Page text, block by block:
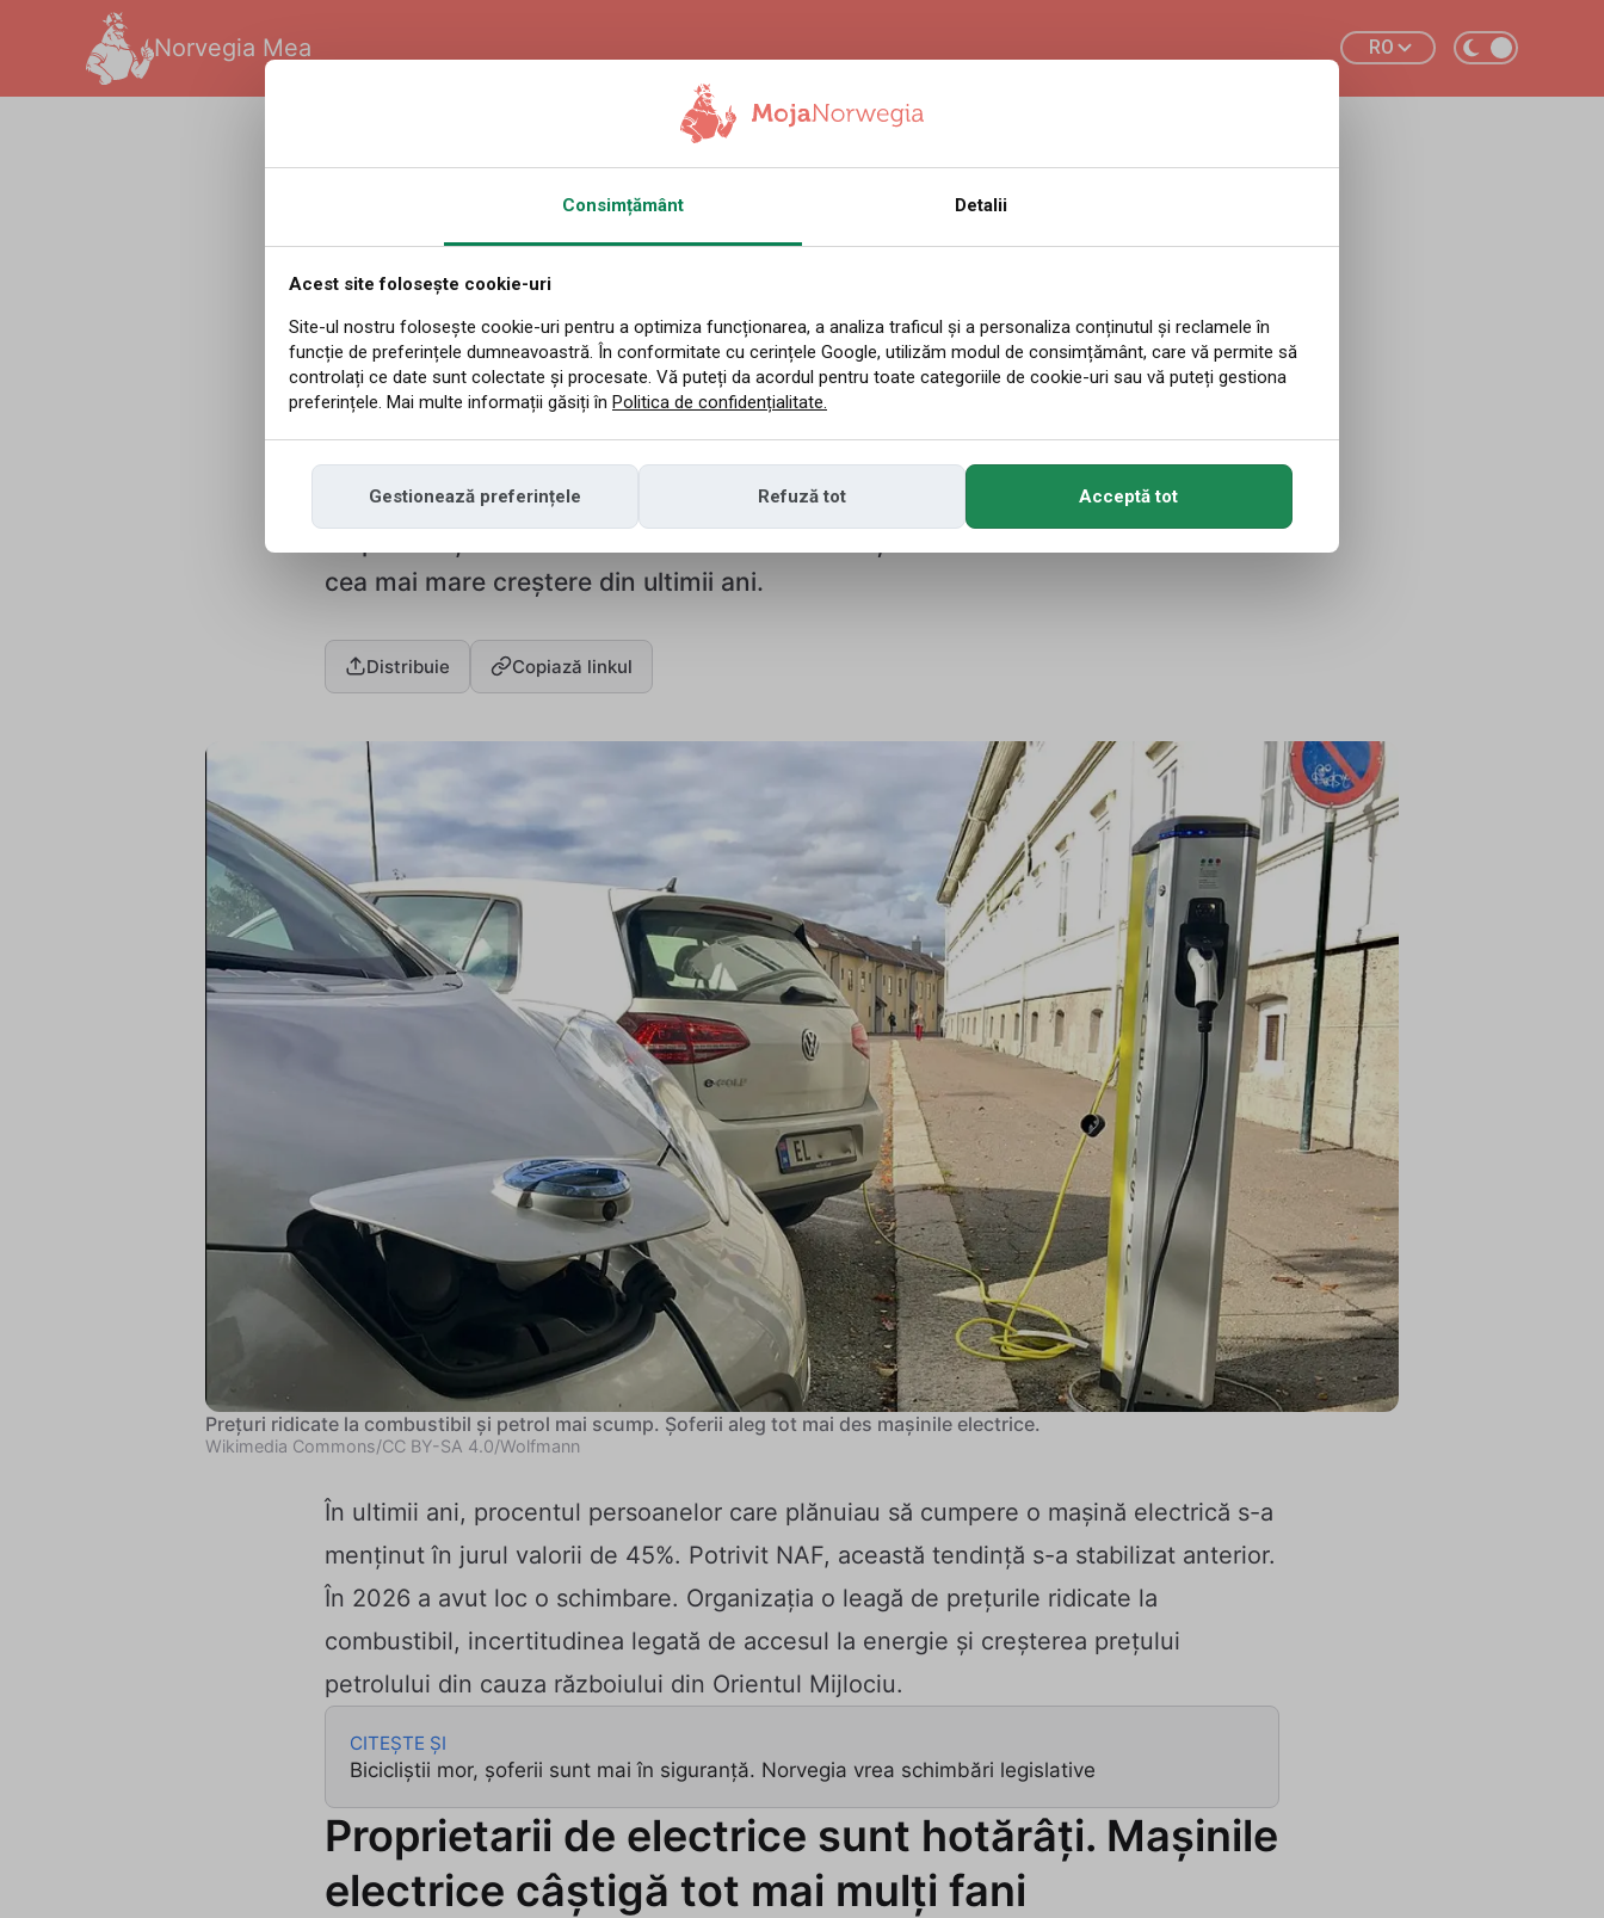
Norvegia Mea RO
Motorina și benzina pierd teren.
Cea mai mare creștere din
ultimii ani
Interesul pentru mașinile electrice a crescut semnificativ în Norvegia. Potrivit
Federației Norvegiene a Automobiliștilor (NAF), în aprilie 2026, 51% dintre
cea mai mare creștere din ultimii ani.
Distribuie Copiază linkul
Prețuri ridicate la combustibil și petrol mai scump. Șoferii aleg tot mai des mașinile electrice.
Wikimedia Commons/CC BY-SA 4.0/Wolfmann
În ultimii ani, procentul persoanelor care plănuiau să cumpere o mașină electrică s-a
menținut în jurul valorii de 45%. Potrivit NAF, această tendință s-a stabilizat anterior.
În 2026 a avut loc o schimbare. Organizația o leagă de prețurile ridicate la
combustibil, incertitudinea legată de accesul la energie și creșterea prețului
petrolului din cauza războiului din Orientul Mijlociu.
CITEȘTE ȘI
Bicicliștii mor, șoferii sunt mai în siguranță. Norvegia vrea schimbări legislative
Proprietarii de electrice sunt hotărâți. Mașinile
electrice câștigă tot mai mulți fani
Consimțământ Detalii
Acest site folosește cookie-uri
Site-ul nostru folosește cookie-uri pentru a optimiza funcționarea, a analiza traficul și a personaliza conținutul și reclamele în
funcție de preferințele dumneavoastră. În conformitate cu cerințele Google, utilizăm modul de consimțământ, care vă permite să
controlați ce date sunt colectate și procesate. Vă puteți da acordul pentru toate categoriile de cookie-uri sau vă puteți gestiona
preferințele. Mai multe informații găsiți în Politica de confidențialitate.
Gestionează preferințele Refuză tot Acceptă tot